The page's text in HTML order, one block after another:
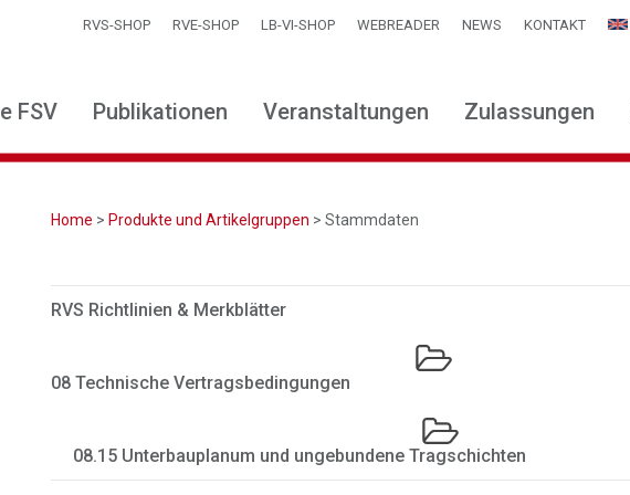
RVS-SHOP RVE-SHOP LB-VI-SHOP WEBREADER NEWS KONTAKT
FSV Publikationen Veranstaltungen Zulassungen
Home > Produkte und Artikelgruppen > Stammdaten
RVS Richtlinien & Merkblätter
08 Technische Vertragsbedingungen
08.15 Unterbauplanum und ungebundene Tragschichten